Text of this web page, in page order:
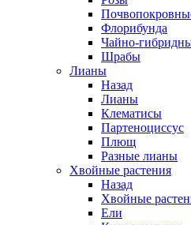
Флорибунда
Чайно-
Шрабы
Лианы
Назад
Лианы
Клематисы
Партеноциссус
Плющ
Разные лианы
Хвойные растения
Назад
Хвойные
Ели